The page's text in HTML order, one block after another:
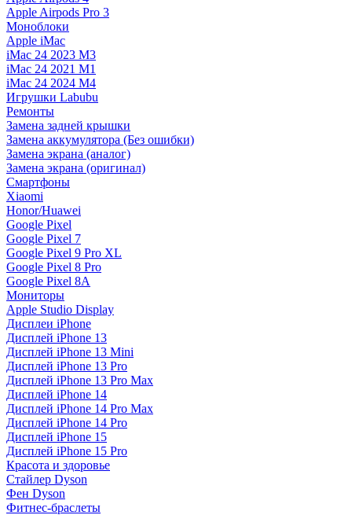
Apple Airpods Pro 3
Моноблоки
Apple iMac
iMac 24 2023 M3
iMac 24 2021 M1
iMac 24 2024 M4
Игрушки Labubu
Ремонты
Замена задней крышки
Замена аккумулятора (Без ошибки)
Замена экрана (аналог)
Замена экрана (оригинал)
Смартфоны
Xiaomi
Honor/Huawei
Google Pixel
Google Pixel 7
Google Pixel 9 Pro XL
Google Pixel 8 Pro
Google Pixel 8A
Мониторы
Apple Studio Display
Дисплеи iPhone
Дисплей iPhone 13
Дисплей iPhone 13 Mini
Дисплей iPhone 13 Pro
Дисплей iPhone 13 Pro Max
Дисплей iPhone 14
Дисплей iPhone 14 Pro Max
Дисплей iPhone 14 Pro
Дисплей iPhone 15
Дисплей iPhone 15 Pro
Красота и здоровье
Стайлер Dyson
Фен Dyson
Фитнес-браслеты